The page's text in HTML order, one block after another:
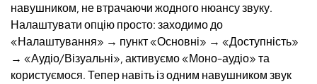
навушником, не втрачаючи жодного нюансу звуку.
Налаштувати опцію просто: заходимо до
«Налаштування» → пункт «Основні» → «Доступність»
→ «Аудіо/Візуальні», активуємо «Моно-аудіо» та
користуємося. Тепер навіть із одним навушником звук